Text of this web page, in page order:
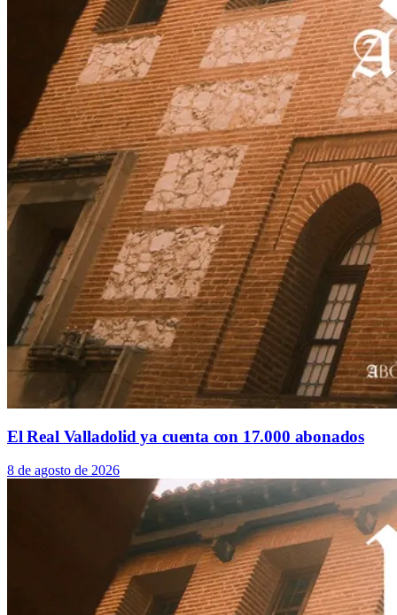
El Real Valladolid ya cuenta con 17.000 abonados
8 de agosto de 2026